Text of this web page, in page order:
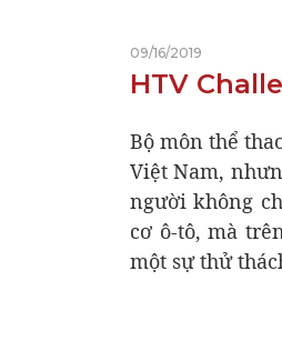
09/16/2019
HTV
Bộ môn thể
Việt Nam,
người không
cơ ô-tô, mà
một sự thử